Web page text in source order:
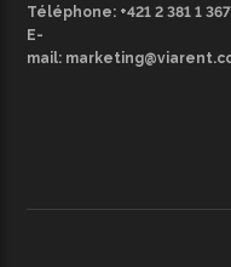
Téléphone: +421 2 381 1
E-
mail: